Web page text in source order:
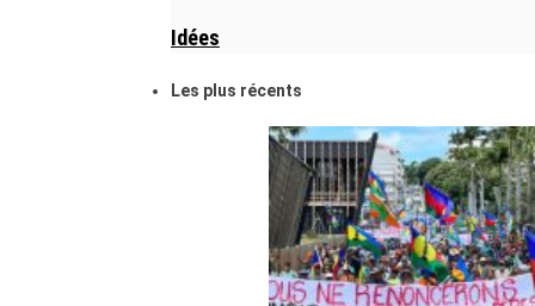
Idées
Les plus récents